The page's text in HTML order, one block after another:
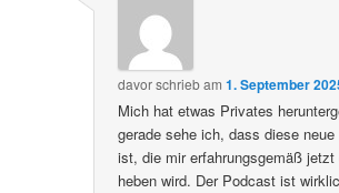
davorschriebam1. September
Mich hat etwas Privates
gerade sehe ich, dass diese
ist, die mir erfahrungsgemäß
heben wird. Der Podcast ist